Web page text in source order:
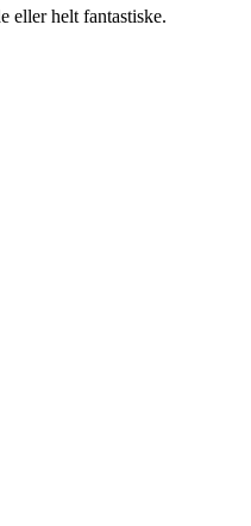
eller helt fantastiske.